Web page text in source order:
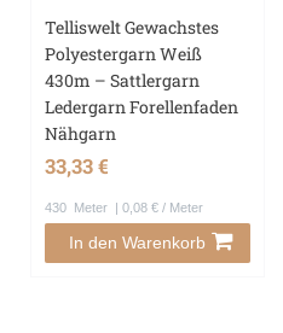
Telliswelt Gewachstes
Polyestergarn Weiß
430m – Sattlergarn
Ledergarn Forellenfaden
Nähgarn
33,33 €
430 Meter | 0,08 € / Meter
In den Warenkorb